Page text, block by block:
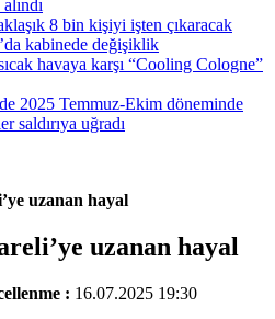
8 bin kişiyi işten çıkaracak
kabinede değişiklik
havaya karşı “Cooling Cologne”
2025 Temmuz-Ekim döneminde
saldırıya uğradı
uzanan hayal
uzanan hayal
: 16.07.2025 19:30